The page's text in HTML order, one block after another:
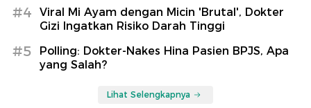
#4
Viral Mi Ayam dengan Micin 'Brutal', Dokter
Gizi Ingatkan Risiko Darah Tinggi
#5
Polling: Dokter-Nakes Hina Pasien BPJS, Apa
yang Salah?
Lihat Selengkapnya